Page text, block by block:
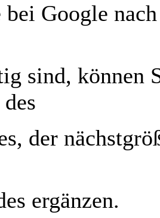
bei Google
sind, können
der
ergänzen.